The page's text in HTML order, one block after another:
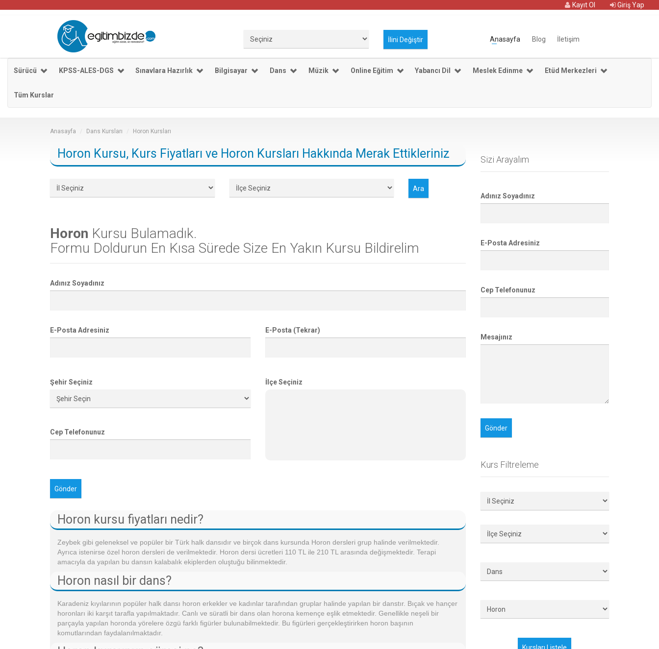
Giriş Yap
Kayıt Ol
Anasayfa Blog İletişim
Sürücü KPSS-ALES-DGS Sınavlara Hazırlık Bilgisayar Dans Müzik Online Eğitim Yabancı Dil Meslek Edinme Etüd Merkezleri
Tüm Kurslar
Anasayfa Dans Kursları Horon Kursları
Horon Kursu, Kurs Fiyatları ve Horon Kursları Hakkında Merak Ettikleriniz
Horon Kursu Bulamadık.
Formu Doldurun En Kısa Sürede Size En Yakın Kursu Bildirelim
Adınız Soyadınız
E-Posta Adresiniz E-Posta (Tekrar)
Şehir Seçiniz
Cep Telefonunuz
İlçe Seçiniz
Horon kursu fiyatları nedir?
Zeybek gibi geleneksel ve popüler bir Türk halk dansıdır ve birçok dans kursunda Horon dersleri grup halinde verilmektedir.
Ayrıca istenirse özel horon dersleri de verilmektedir. Horon dersi ücretleri 110 TL ile 210 TL arasında değişmektedir. Terapi
amacıyla da yapılan bu dansın kalabalık ekiplerden oluştuğu bilinmektedir.
Horon nasıl bir dans?
Karadeniz kıyılarının popüler halk dansı horon erkekler ve kadınlar tarafından gruplar halinde yapılan bir danstır. Bıçak ve hançer
horonları iki karşıt tarafla yapılmaktadır. Canlı ve süratli bir dans olan horona kemençe eşlik etmektedir. Genellikle neşeli bir
parçayla yapılan horonda yörelere özgü farklı figürler bulunabilmektedir. Bu figürleri gerçekleştirirken horon başının
komutlarından faydalanılmaktadır.
Sizi Arayalım
Adınız Soyadınız
E-Posta Adresiniz
Cep Telefonunuz
Mesajınız
Kurs Filtreleme